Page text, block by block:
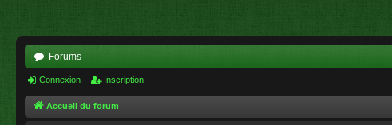
Forums
Connexion Inscription
Accueil du forum